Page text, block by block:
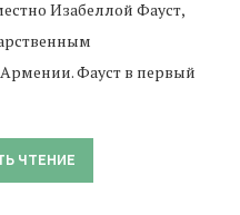
Изабеллой Фауст,
Фауст в первый
ЧТЕНИЕ